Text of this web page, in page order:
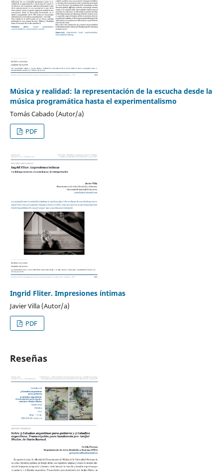
Música y realidad: la representación de la escucha desde la
música programática hasta el experimentalismo
Tomás Cabado (Autor/a)
PDF
Ingrid Fliter. Impresiones íntimas
Javier Villa (Autor/a)
PDF
Reseñas